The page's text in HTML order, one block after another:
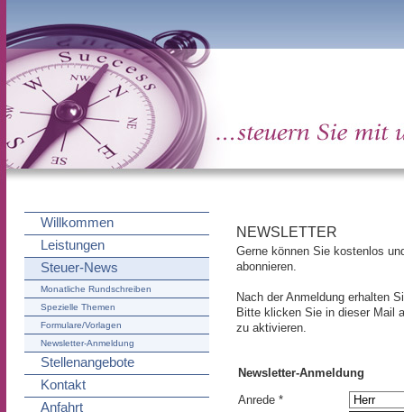
Willkommen
Leistungen
Steuer-News
Monatliche Rundschreiben
Spezielle Themen
Formulare/Vorlagen
Newsletter-Anmeldung
Stellenangebote
Kontakt
Anfahrt
NEWSLETTER
Gerne können Sie kostenlos
abonnieren.
Nach der Anmeldung erhalten
Bitte klicken Sie in dieser Mail
zu aktivieren.
Newsletter-Anmeldung
Anrede *